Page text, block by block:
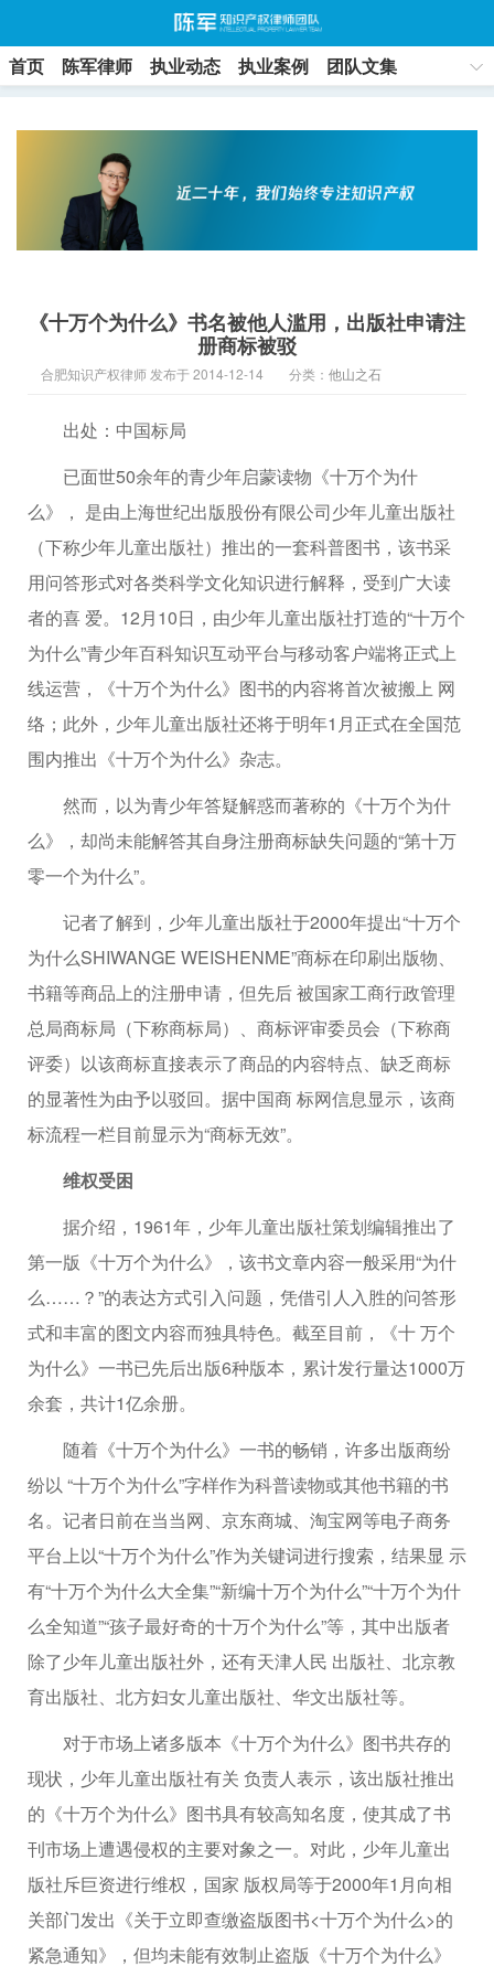
首页 陈军律师 执业动态 执业案例
团队文集
《十万个为什么》书名被他人滥用，出版社申请注
册商标被驳
合肥知识产权律师 发布于 2014-12-14 分类： 他山之石
出处：中国标局
已面世50余年的青少年启蒙读物《十万个为什
么》， 是由上海世纪出版股份有限公司少年儿童出版社
（下称少年儿童出版社）推出的一套科普图书，该书采
用问答形式对各类科学文化知识进行解释，受到广大读
者的喜 爱。12月10日，由少年儿童出版社打造的“十万个
为什么”青少年百科知识互动平台与移动客户端将正式上
线运营，《十万个为什么》图书的内容将首次被搬上 网
络；此外，少年儿童出版社还将于明年1月正式在全国范
围内推出《十万个为什么》杂志。
然而，以为青少年答疑解惑而著称的《十万个为什
么》，却尚未能解答其自身注册商标缺失问题的“第十万
零一个为什么”。
记者了解到，少年儿童出版社于2000年提出“十万个
为什么SHIWANGE WEISHENME”商标在印刷出版物、
书籍等商品上的注册申请，但先后 被国家工商行政管理
总局商标局（下称商标局）、商标评审委员会（下称商
评委）以该商标直接表示了商品的内容特点、缺乏商标
的显著性为由予以驳回。据中国商 标网信息显示，该商
标流程一栏目前显示为“商标无效”。
维权受困
据介绍，1961年，少年儿童出版社策划编辑推出了
第一版《十万个为什么》，该书文章内容一般采用“为什
么……？”的表达方式引入问题，凭借引人入胜的问答形
式和丰富的图文内容而独具特色。截至目前，《十 万个
为什么》一书已先后出版6种版本，累计发行量达1000万
余套，共计1亿余册。
随着《十万个为什么》一书的畅销，许多出版商纷
纷以 “十万个为什么”字样作为科普读物或其他书籍的书
名。记者日前在当当网、京东商城、淘宝网等电子商务
平台上以“十万个为什么”作为关键词进行搜索，结果显 示
有“十万个为什么大全集”“新编十万个为什么”“十万个为什
么全知道”“孩子最好奇的十万个为什么”等，其中出版者
除了少年儿童出版社外，还有天津人民 出版社、北京教
育出版社、北方妇女儿童出版社、华文出版社等。
对于市场上诸多版本《十万个为什么》图书共存的
现状，少年儿童出版社有关 负责人表示，该出版社推出
的《十万个为什么》图书具有较高知名度，使其成了书
刊市场上遭遇侵权的主要对象之一。对此，少年儿童出
版社斥巨资进行维权，国家 版权局等于2000年1月向相
关部门发出《关于立即查缴盗版图书<十万个为什么>的
紧急通知》，但均未能有效制止盗版《十万个为什么》